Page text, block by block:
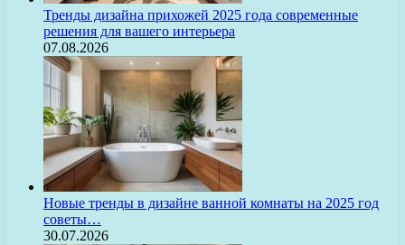
Тренды дизайна прихожей 2025 года современные
решения для вашего интерьера
07.08.2026
Новые тренды в дизайне ванной комнаты на 2025 год
советы…
30.07.2026